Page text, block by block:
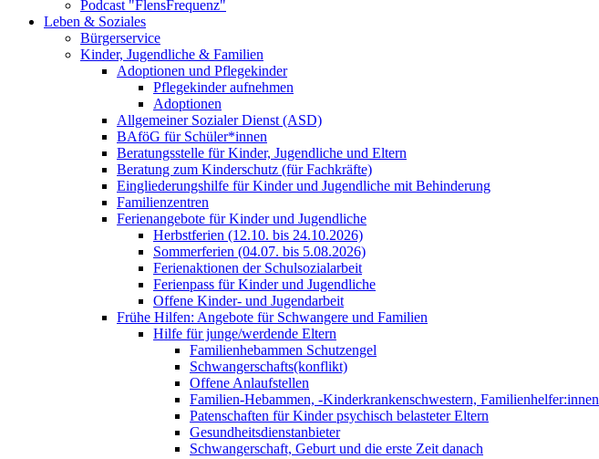
Podcast "FlensFrequenz"
Leben & Soziales
Bürgerservice
Kinder, Jugendliche & Familien
Adoptionen und Pflegekinder
Pflegekinder aufnehmen
Adoptionen
Allgemeiner Sozialer Dienst (ASD)
BAföG für Schüler*innen
Beratungsstelle für Kinder, Jugendliche und Eltern
Beratung zum Kinderschutz (für Fachkräfte)
Eingliederungshilfe für Kinder und Jugendliche mit Behinderung
Familienzentren
Ferienangebote für Kinder und Jugendliche
Herbstferien (12.10. bis 24.10.2026)
Sommerferien (04.07. bis 5.08.2026)
Ferienaktionen der Schulsozialarbeit
Ferienpass für Kinder und Jugendliche
Offene Kinder- und Jugendarbeit
Frühe Hilfen: Angebote für Schwangere und Familien
Hilfe für junge/werdende Eltern
Familienhebammen Schutzengel
Schwangerschafts(konflikt)
Offene Anlaufstellen
Familien-Hebammen, -Kinderkrankenschwestern, Familienhelfer:innen
Patenschaften für Kinder psychisch belasteter Eltern
Gesundheitsdienstanbieter
Schwangerschaft, Geburt und die erste Zeit danach